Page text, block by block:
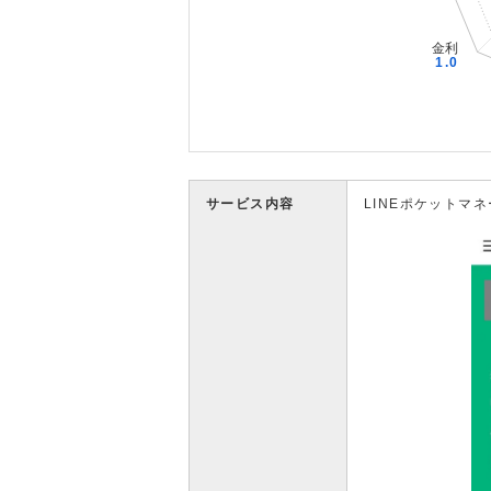
サービス内容 LINEポケットマネ